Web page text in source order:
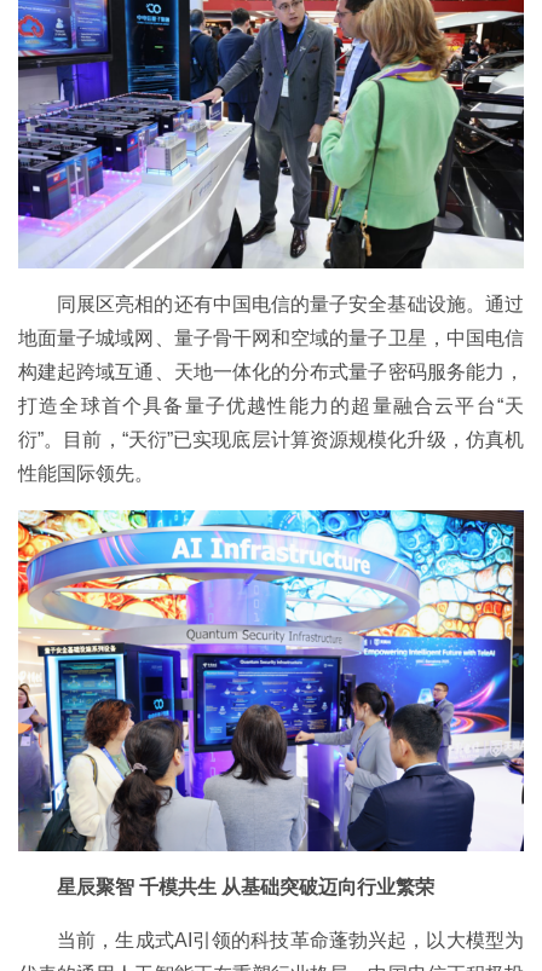
同展区亮相的还有中国电信的量子安全基础设施。通过
地面量子城域网、量子骨干网和空域的量子卫星，中国电信
构建起跨域互通、天地一体化的分布式量子密码服务能力，
打造全球首个具备量子优越性能力的超量融合云平台“天
衍”。目前，“天衍”已实现底层计算资源规模化升级，仿真机
性能国际领先。
星辰聚智 千模共生 从基础突破迈向行业繁荣
当前，生成式AI引领的科技革命蓬勃兴起，以大模型为